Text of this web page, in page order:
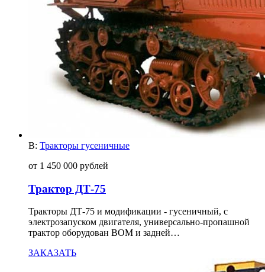
В: Тракторы гусеничные
от 1 450 000 рублей
Трактор ДТ-75
Тракторы ДТ-75 и модификации - гусеничный, с
электрозапуском двигателя, универсально-пропашной
трактор оборудован ВОМ и задней…
ЗАКАЗАТЬ